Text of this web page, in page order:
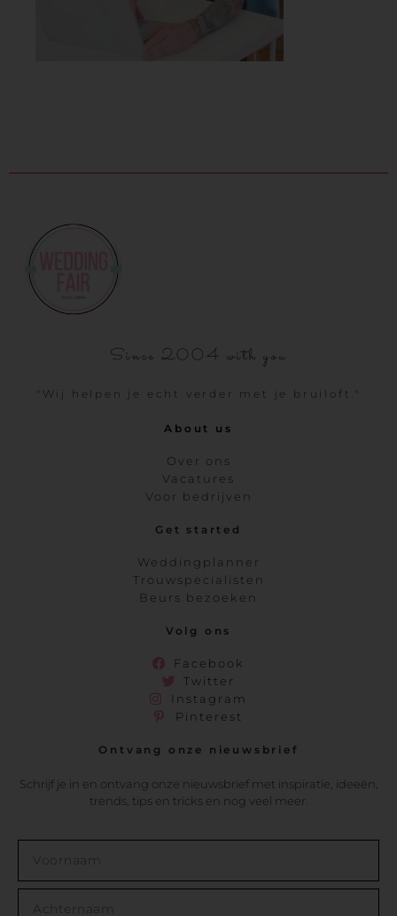
Since 2004 with you
"Wij helpen je echt verder met je bruiloft."
About us
Over ons
Vacatures
Voor bedrijven
Get started
Weddingplanner
Trouwspecialisten
Beurs bezoeken
Volg ons
Facebook
Twitter
Instagram
Pinterest
Ontvang onze nieuwsbrief
Schrijf je in en ontvang onze nieuwsbrief met inspiratie, ideeën,
trends, tips en tricks en nog veel meer.